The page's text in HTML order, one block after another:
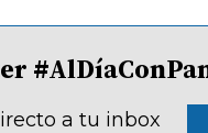
a tu inbox